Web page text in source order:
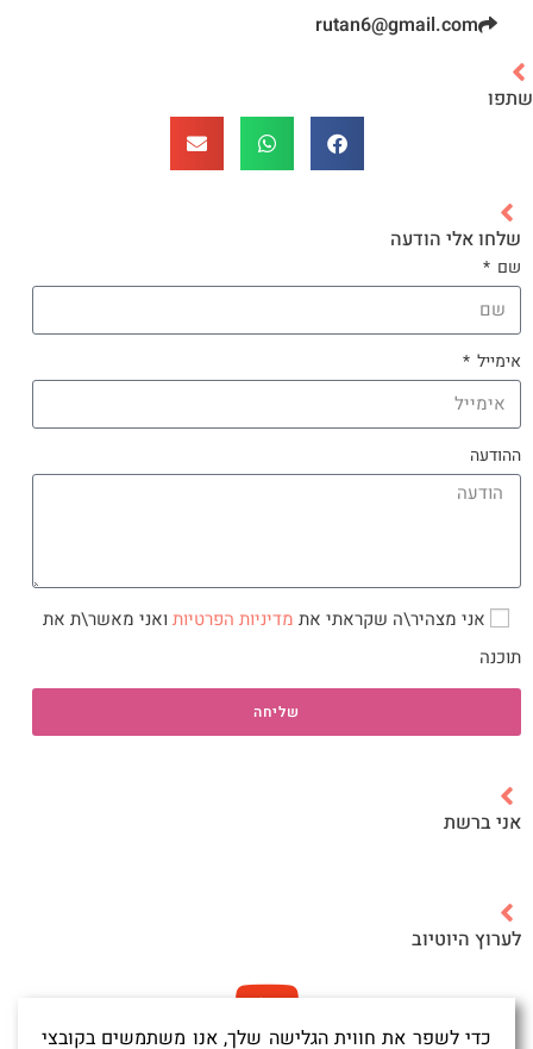
rutan6@gmail.com
שתפו
שלחו אלי הודעה
שם
אימייל
ההודעה
אני מצהיר\ה שקראתי את מדיניות הפרטיות ואני מאשר\ת את
תוכנה
שליחה
אני ברשת
לערוץ היוטיוב
כדי לשפר את חווית הגלישה שלך, אנו משתמשים בקובצי